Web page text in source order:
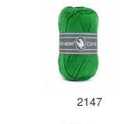
2147